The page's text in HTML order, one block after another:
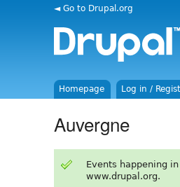
◄ Go to Drupal.org
Homepage Log in /
Auvergne
Events happening
www.drupal.org.